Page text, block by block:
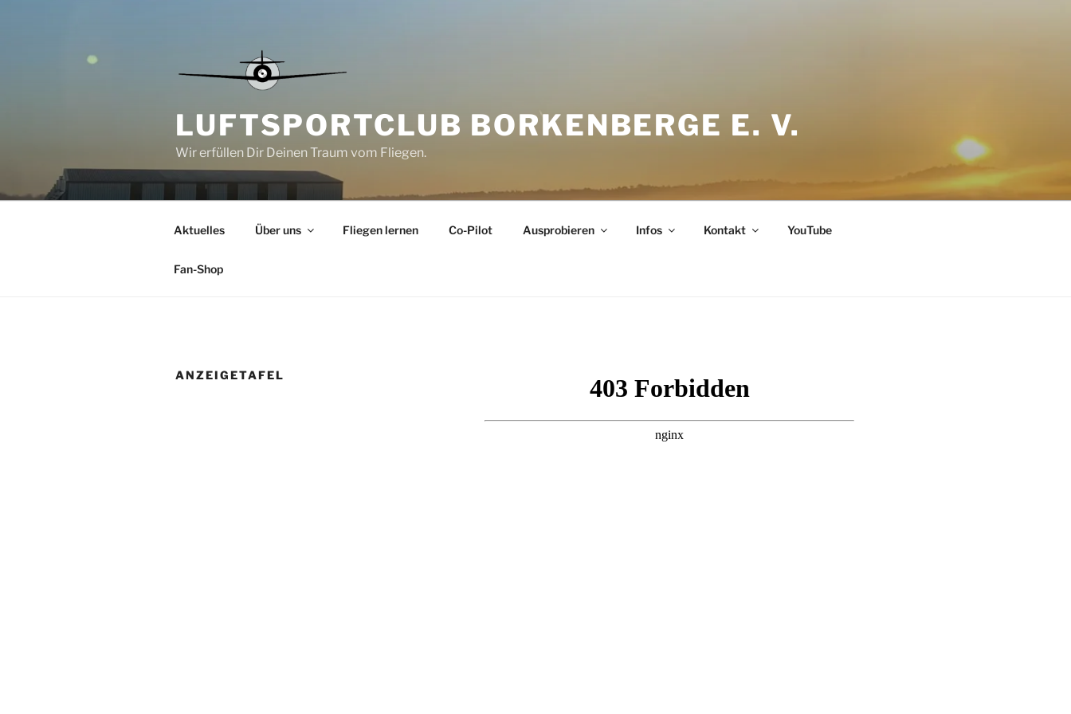
LUFTSPORTCLUB BORKENBERGE E. V.
Wir erfüllen Dir Deinen Traum vom Fliegen.
Aktuelles Über uns Fliegen lernen Co-Pilot Ausprobieren Infos Kontakt YouTube
Fan-Shop
ANZEIGETAFEL